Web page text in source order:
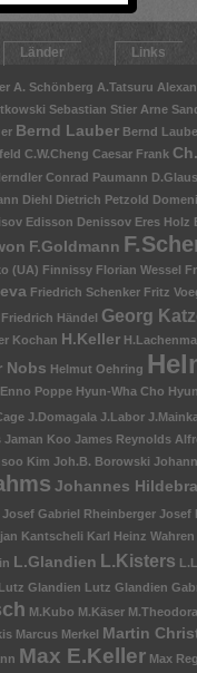
Länder Links
A. Schönberg A.Tatsuru
Sebastian Stier Arne
Bernd Lauber Bernd
C.W.Cheng Caesar Frank
Conrad Paumann D.Glaus
Diehl Dietrich Petzold
Edisson Denissov Eres Holz
F.Goldmann
(UA) Finnissy Florian Wessel
Friedrich Schenker Fritz
Händel Georg
Kochan H.Keller
Nobs Helmut Oehring
Poppe Hyun-Wha Cho
J.Domagala J.Labor
Jaman Koo James Reynolds
Kim Joh.B. Borowski
Johannes
Josef Gabriel Rheinberger Josef
Kantscheli Karl Heinz Wahren
L.Glandien L.Kisters
Lutz Glandien Lutz Glandien
M.Kubo M.Käser
Marcus Merkel Martin
Max E.Keller Max